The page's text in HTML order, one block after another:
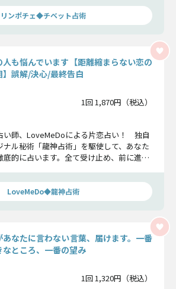
リンポチェ◆チベット占術
人も悩んでいます【距離縮まらない恋の
】誤解/決心/最終告白
1回 1,870円（税込）
い師、LoveMeDoによる片恋占い！ 独自
ナル秘術「龍神占術」を駆使して、あなた
底的に占います。全て受け止め、前に進む
LoveMeDo◆龍神占術
あなたに言わない言葉、届けます。一番
なところ、一番の望み
1回 1,320円（税込）